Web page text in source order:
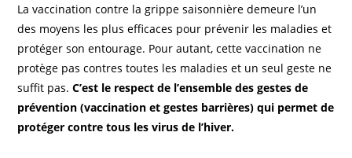
La vaccination contre la grippe saisonnière demeure l’un
des moyens les plus efficaces pour prévenir les maladies et
protéger son entourage. Pour autant, cette vaccination ne
protège pas contres toutes les maladies et un seul geste ne
suffit pas.C’est le respect de l’ensemble des gestes de
prévention (vaccination et gestes barrières) qui permet de
protéger contre tous les virus de l’hiver.